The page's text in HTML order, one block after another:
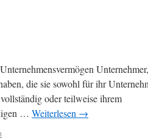
die sie sowohl für ihr
oder teilweise ihrem
… Weiterlesen →